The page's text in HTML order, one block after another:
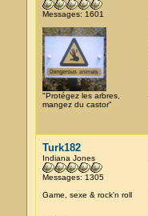
Messages: 1601
"Protégez les arbres,
mangez du castor"
Turk182
Indiana Jones
Messages: 1305
Game, sexe & rock'n roll